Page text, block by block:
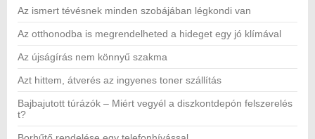
Az ismert tévésnek minden szobájában légkondi van
Az otthonodba is megrendelheted a hideget egy jó klímával
Az újságírás nem könnyű szakma
Azt hittem, átverés az ingyenes toner szállítás
Bajbajutott túrázók – Miért vegyél a diszkontdepón felszerelés
t?